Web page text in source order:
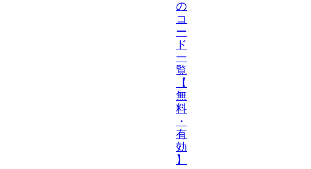
の
コ
ー
ド
一
覧
【
無
料
・
有
効
】